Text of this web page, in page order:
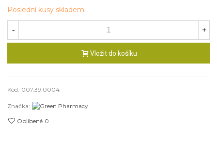
Poslední kusy skladem
- +
Vložit do košíku
Kód: 007.39.0004
Značka:
Oblíbené 0